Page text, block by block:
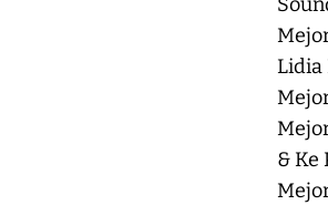
Lidia
& Ke